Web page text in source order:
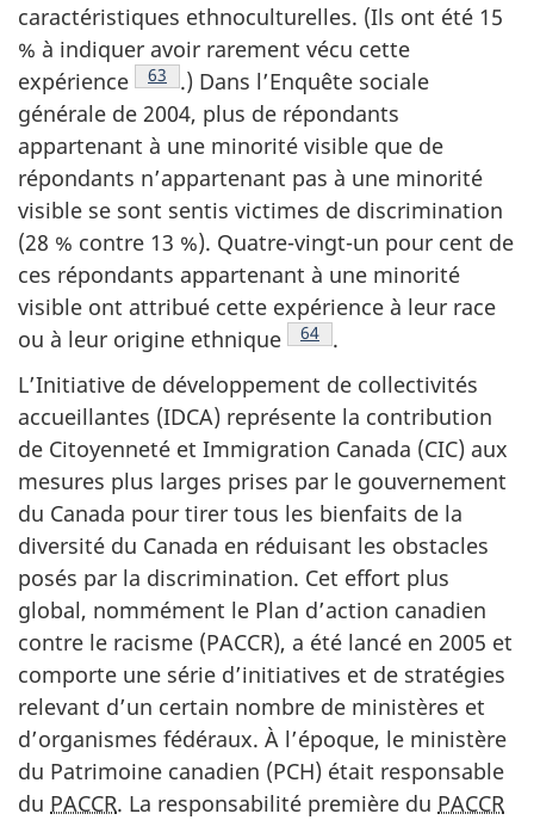
caractéristiques ethnoculturelles. (Ils ont été 15
% à indiquer avoir rarement vécu cette
expérience
Note de bas de page
63
.) Dans l’Enquête sociale
générale de 2004, plus de répondants
appartenant à une minorité visible que de
répondants n’appartenant pas à une minorité
visible se sont sentis victimes de discrimination
(28 % contre 13 %). Quatre-vingt-un pour cent de
ces répondants appartenant à une minorité
visible ont attribué cette expérience à leur race
ou à leur origine ethnique
Note de bas de page
64
.
L’Initiative de développement de collectivités
accueillantes (IDCA) représente la contribution
de Citoyenneté et Immigration Canada (CIC) aux
mesures plus larges prises par le gouvernement
du Canada pour tirer tous les bienfaits de la
diversité du Canada en réduisant les obstacles
posés par la discrimination. Cet effort plus
global, nommément le Plan d’action canadien
contre le racisme (PACCR), a été lancé en 2005 et
comporte une série d’initiatives et de stratégies
relevant d’un certain nombre de ministères et
d’organismes fédéraux. À l’époque, le ministère
du Patrimoine canadien (PCH) était responsable
du PACCR. La responsabilité première du PACCR